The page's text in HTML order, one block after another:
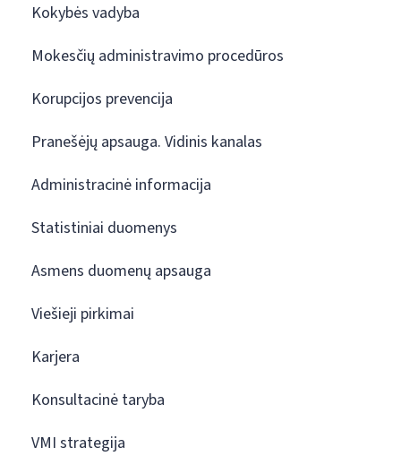
Kokybės vadyba
Mokesčių administravimo procedūros
Korupcijos prevencija
Pranešėjų apsauga. Vidinis kanalas
Administracinė informacija
Statistiniai duomenys
Asmens duomenų apsauga
Viešieji pirkimai
Karjera
Konsultacinė taryba
VMI strategija